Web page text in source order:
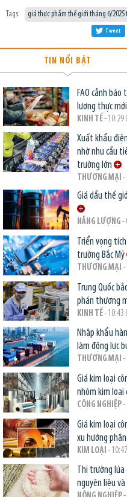
Tags: giá thực phẩm thế giới tháng 6/2025
Tweet
TIN NỔI BẬT
FAO cảnh
lương thực mới
KINH TẾ- 10:29
Xuất khẩu
nhờ nhu cầu
trường lớn
THƯƠNG MẠI -
Giá dầu thế
NĂNG LƯỢNG -
Triển vọng
trường Bắc Mỹ
THƯƠNG MẠI -
Trung Quốc
phán thương
KINH TẾ- 10:43
Nhập khẩu
làm động lực
THƯƠNG MẠI -
Giá kim loại
nhóm kim loại
CÔNG NGHIỆP-
Giá kim loại
xu hướng phân
KIM LOẠI -
Thị trường lúa
nguyên liệu